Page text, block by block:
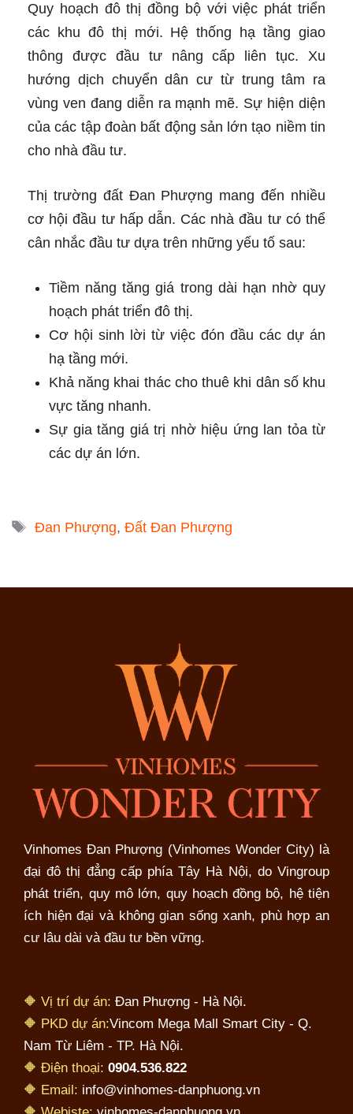
Quy hoạch đô thị đồng bộ với việc phát triển
các khu đô thị mới. Hệ thống hạ tầng giao
thông được đầu tư nâng cấp liên tục. Xu
hướng dịch chuyển dân cư từ trung tâm ra
vùng ven đang diễn ra mạnh mẽ. Sự hiện diện
của các tập đoàn bất động sản lớn tạo niềm tin
cho nhà đầu tư.
Thị trường đất Đan Phượng mang đến nhiều
cơ hội đầu tư hấp dẫn. Các nhà đầu tư có thể
cân nhắc đầu tư dựa trên những yếu tố sau:
Tiềm năng tăng giá trong dài hạn nhờ quy
hoạch phát triển đô thị.
Cơ hội sinh lời từ việc đón đầu các dự án
hạ tầng mới.
Khả năng khai thác cho thuê khi dân số khu
vực tăng nhanh.
Sự gia tăng giá trị nhờ hiệu ứng lan tỏa từ
các dự án lớn.
Tags
Đan Phượng, Đất Đan Phượng
Vinhomes Đan Phượng (Vinhomes Wonder City) là
đại đô thị đẳng cấp phía Tây Hà Nội, do Vingroup
phát triển, quy mô lớn, quy hoạch đồng bộ, hệ tiện
ích hiện đại và không gian sống xanh, phù hợp an
cư lâu dài và đầu tư bền vững.
🔶 Vị trí dự án: Đan Phượng - Hà Nội.
🔶 PKD dự án:Vincom Mega Mall Smart City - Q.
Nam Từ Liêm - TP. Hà Nội.
🔶 Điện thoại: 0904.536.822
🔶 Email: info@vinhomes-danphuong.vn